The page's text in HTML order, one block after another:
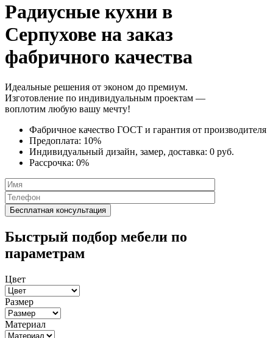
Радиусные кухни в
Серпухове на заказ
фабричного качества
Идеальные решения от эконом до премиум.
Изготовление по индивидуальным проектам —
воплотим любую вашу мечту!
Фабричное качество ГОСТ и гарантия от производителя
Предоплата: 10%
Индивидуальный дизайн, замер, доставка: 0 руб.
Рассрочка: 0%
Быстрый подбор мебели по
параметрам
Цвет
Размер
Материал